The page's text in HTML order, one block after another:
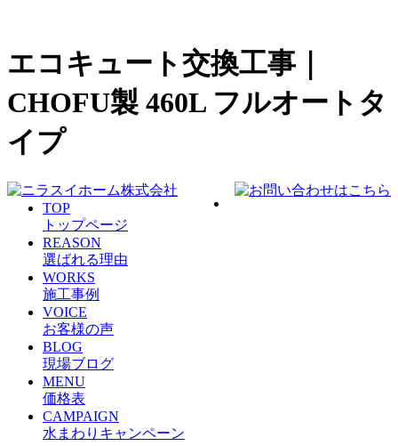
エコキュート交換工事｜
CHOFU製 460L フルオートタ
イプ
TOP
トップページ
REASON
選ばれる理由
WORKS
施工事例
VOICE
お客様の声
BLOG
現場ブログ
MENU
価格表
CAMPAIGN
水まわりキャンペーン